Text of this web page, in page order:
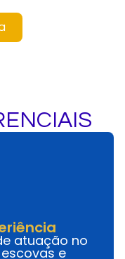
atuação no
e